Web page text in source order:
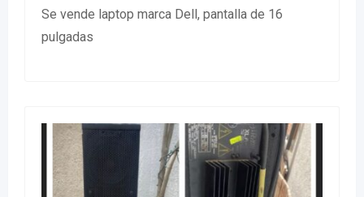
Se vende laptop marca Dell, pantalla de 16
pulgadas